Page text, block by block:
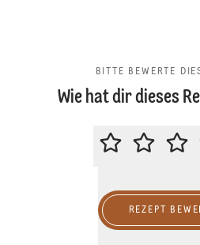
BITTE BEWERTE
Wie hat dir dieses
REZEPT